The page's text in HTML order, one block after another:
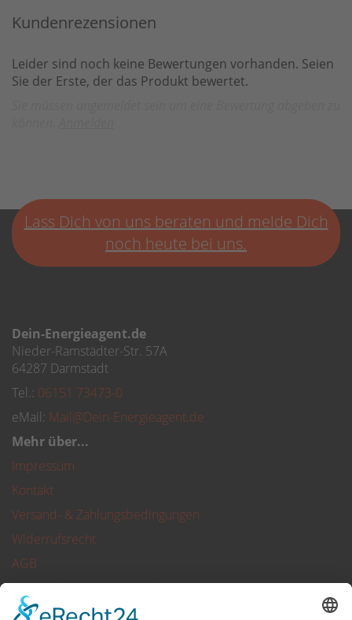
Kundenrezensionen
Leider sind noch keine Bewertungen vorhanden. Seien
Sie der Erste, der das Produkt bewertet.
Lass Dich von uns beraten und melde Dich
noch heute bei uns.
Dein-Energieagent.de
Nieder-Ramstädter-Str. 57A
64287 Darmstadt
Tel.: 06151 73473-0
eMail: Mail@Dein-Energieagent.de
Mehr über...
Impressum
Kontakt
Versand- & Zahlungsbedingungen
Widerrufsrecht
AGB
Privatsphäre und Datenschutz
Callback Service